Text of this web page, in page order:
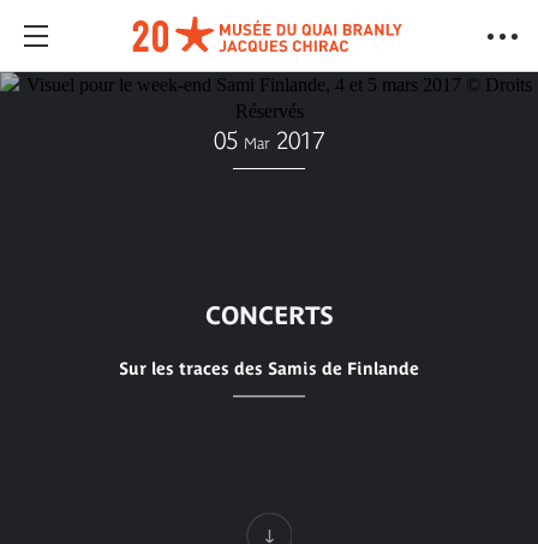
05 Mar 2017
CONCERTS
Sur les traces des Samis de Finlande